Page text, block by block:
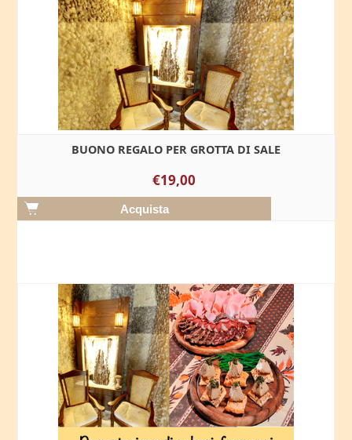
BUONO REGALO PER GROTTA DI SALE
€19,00